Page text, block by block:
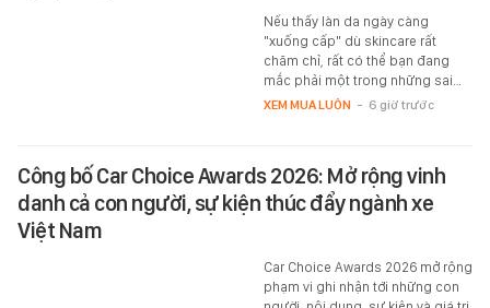
Nếu thấy làn da ngày càng
"xuống cấp" dù skincare rất
chăm chỉ, rất có thể bạn đang
mắc phải một trong những sai…
XEM MUA LUÔN - 6 giờ trước
Công bố Car Choice Awards 2026: Mở rộng vinh
danh cả con người, sự kiện thúc đẩy ngành xe
Việt Nam
Car Choice Awards 2026 mở rộng
phạm vi ghi nhận tới những con